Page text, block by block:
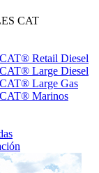
CAT
Retail Diesel
Large Diesel
Large Gas
Marinos